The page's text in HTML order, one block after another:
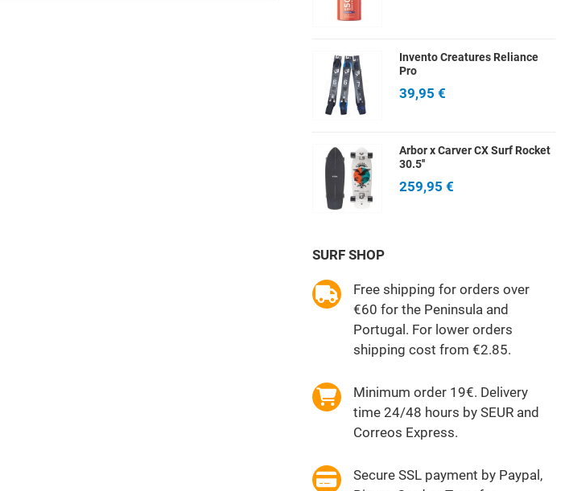
Invento Creatures Reliance
Pro
39,95 €
Arbor x Carver CX Surf Rocket
30.5''
259,95 €
SURF SHOP
Free shipping for orders over
€60 for the Peninsula and
Portugal. For lower orders
shipping cost from €2.85.
Minimum order 19€. Delivery
time 24/48 hours by SEUR and
Correos Express.
Secure SSL payment by Paypal,